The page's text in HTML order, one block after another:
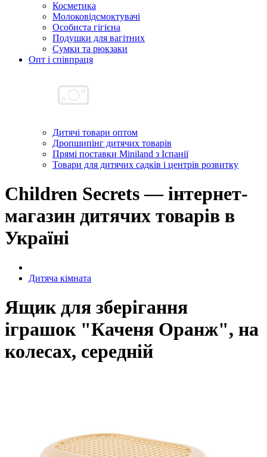
Косметика
Молоковідсмоктувачі
Особиста гігієна
Подушки для вагітних
Сумки та рюкзаки
Опт і співпраця
Дитячі товари оптом
Дропшипінг дитячих товарів
Прямі поставки Miniland з Іспанії
Товари для дитячих садків і центрів розвитку
Children Secrets — інтернет-
магазин дитячих товарів в
Україні
Дитяча кімната
Ящик для зберігання
іграшок "Каченя Оранж", на
колесах, середній